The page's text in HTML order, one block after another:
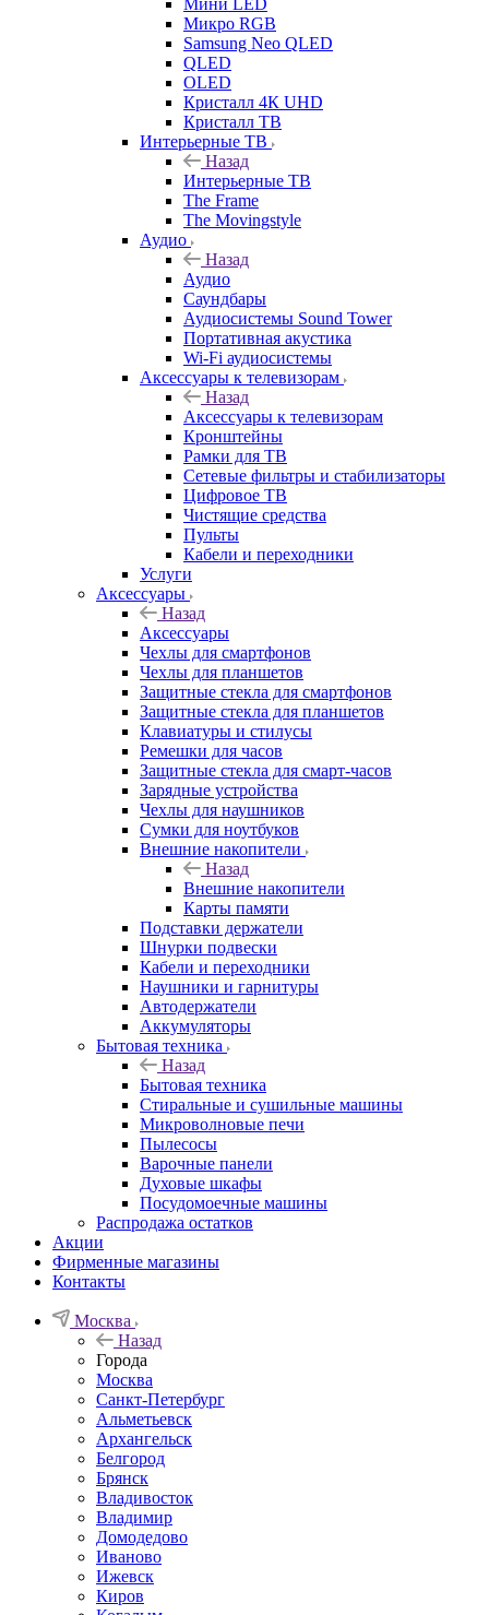
Мини LED
Микро RGB
Samsung Neo QLED
QLED
OLED
Кристалл 4К UHD
Кристалл ТВ
Интерьерные ТВ
Назад
Интерьерные ТВ
The Frame
The Movingstyle
Аудио
Назад
Аудио
Саундбары
Аудиосистемы Sound Tower
Портативная акустика
Wi-Fi аудиосистемы
Аксессуары к телевизорам
Назад
Аксессуары к телевизорам
Кронштейны
Рамки для ТВ
Сетевые фильтры и стабилизаторы
Цифровое ТВ
Чистящие средства
Пульты
Кабели и переходники
Услуги
Аксессуары
Назад
Аксессуары
Чехлы для смартфонов
Чехлы для планшетов
Защитные стекла для смартфонов
Защитные стекла для планшетов
Клавиатуры и стилусы
Ремешки для часов
Защитные стекла для смарт-часов
Зарядные устройства
Чехлы для наушников
Сумки для ноутбуков
Внешние накопители
Назад
Внешние накопители
Карты памяти
Подставки держатели
Шнурки подвески
Кабели и переходники
Наушники и гарнитуры
Автодержатели
Аккумуляторы
Бытовая техника
Назад
Бытовая техника
Стиральные и сушильные машины
Микроволновые печи
Пылесосы
Варочные панели
Духовые шкафы
Посудомоечные машины
Распродажа остатков
Акции
Фирменные магазины
Контакты
Москва
Назад
Города
Москва
Санкт-Петербург
Альметьевск
Архангельск
Белгород
Брянск
Владивосток
Владимир
Домодедово
Иваново
Ижевск
Киров